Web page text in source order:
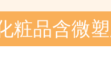
粧品含微